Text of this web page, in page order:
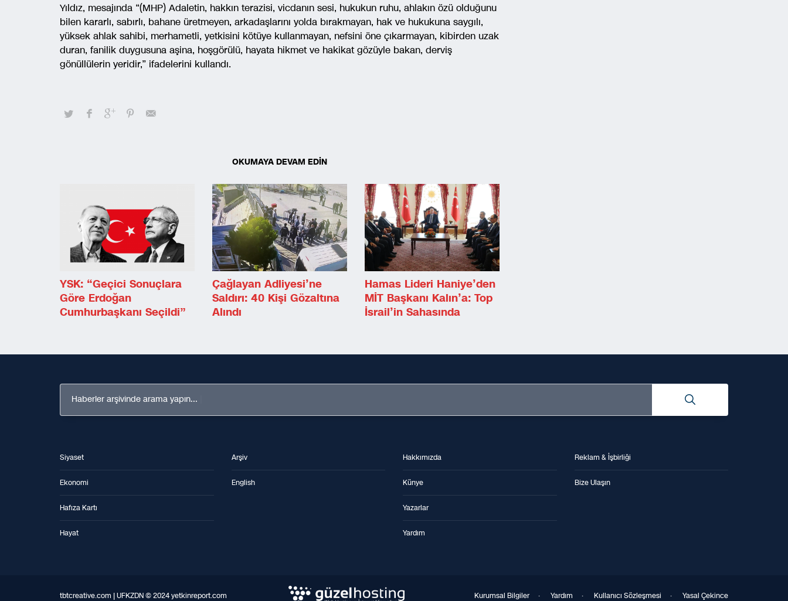
Yıldız, mesajında “(MHP) Adaletin, hakkın terazisi, vicdanın sesi, hukukun ruhu, ahlakın özü olduğunu
bilen kararlı, sabırlı, bahane üretmeyen, arkadaşlarını yolda bırakmayan, hak ve hukukuna saygılı,
yüksek ahlak sahibi, merhametli, yetkisini kötüye kullanmayan, nefsini öne çıkarmayan, kibirden uzak
duran, fanilik duygusuna aşina, hoşgörülü, hayata hikmet ve hakikat gözüyle bakan, derviş
gönüllülerin yeridir,” ifadelerini kullandı.
OKUMAYA DEVAM EDİN
YSK: “Geçici Sonuçlara
Göre Erdoğan
Cumhurbaşkanı Seçildi”
Çağlayan Adliyesi’ne
Saldırı: 40 Kişi Gözaltına
Alındı
Hamas Lideri Haniye’den
MİT Başkanı Kalın’a: Top
İsrail’in Sahasında
Haberler arşivinde arama yapın...
Siyaset
Ekonomi
Hafıza Kartı
Hayat
Arşiv
English
Hakkımızda
Künye
Yazarlar
Yardım
Reklam & İşbirliği
Bize Ulaşın
tbtcreative.com | UFKZDN © 2024 yetkinreport.com Kurumsal Bilgiler· Yardım · Kullanıcı Sözleşmesi · Yasal Çekince